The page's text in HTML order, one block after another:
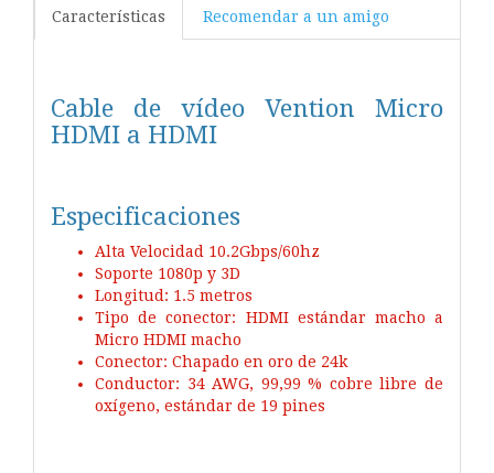
Características Recomendar a un amigo
Cable de vídeo Vention Micro
HDMI a HDMI
Especificaciones
Alta Velocidad 10.2Gbps/60hz
Soporte 1080p y 3D
Longitud: 1.5 metros
Tipo de conector: HDMI estándar macho a
Micro HDMI macho
Conector: Chapado en oro de 24k
Conductor: 34 AWG, 99,99 % cobre libre de
oxígeno, estándar de 19 pines